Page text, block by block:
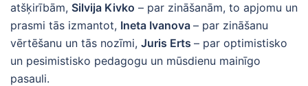
atšķirībām, Silvija Kivko – par zināšanām, to apjomu un
prasmi tās izmantot, Ineta Ivanova – par zināšanu
vērtēšanu un tās nozīmi, Juris Erts – par optimistisko
un pesimistisko pedagogu un mūsdienu mainīgo
pasauli.